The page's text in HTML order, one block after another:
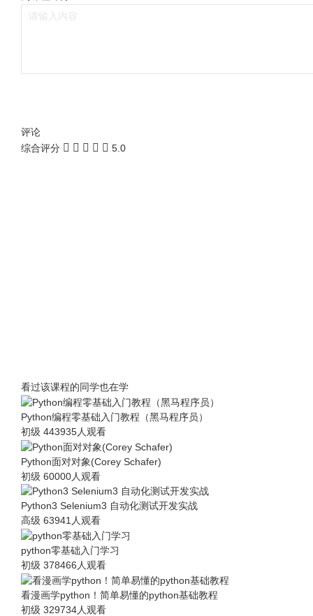
评论
综合评分
5.0
看过该课程的同学也在学
Python编程零基础入门教程（黑马程序员）
初级 443935人观看
Python面对对象(Corey Schafer)
初级 60000人观看
Python3 Selenium3 自动化测试开发实战
高级 63941人观看
python零基础入门学习
初级 378466人观看
看漫画学python！简单易懂的python基础教程
初级 329734人观看